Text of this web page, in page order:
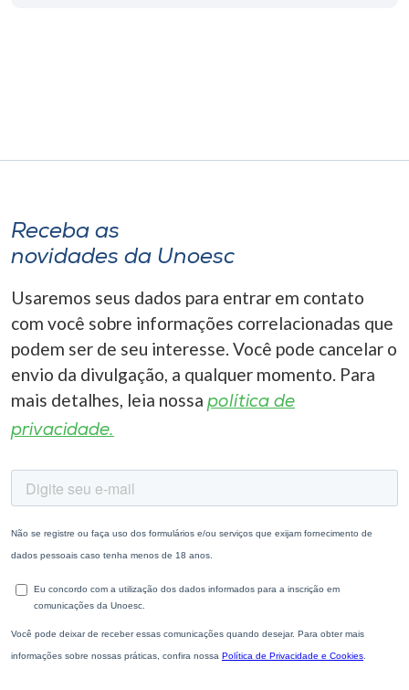
Receba as
novidades da Unoesc
Usaremos seus dados para entrar em contato
com você sobre informações correlacionadas que
podem ser de seu interesse. Você pode cancelar o
envio da divulgação, a qualquer momento. Para
mais detalhes, leia nossa política de
privacidade.